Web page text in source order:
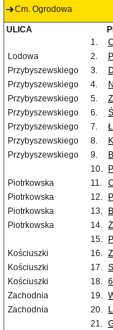
Cm. Ogrodowa
ULICA
1.
Lodowa
2.
Przybyszewskiego
3.
Przybyszewskiego
4.
Przybyszewskiego
5.
Przybyszewskiego
6.
Przybyszewskiego
7.
Przybyszewskiego
8.
Przybyszewskiego
9.
10.
Piotrkowska
11.
Piotrkowska
12.
Piotrkowska
13.
Piotrkowska
14.
15.
Kościuszki
16.
Kościuszki
17.
Kościuszki
18.
Zachodnia
19.
Zachodnia
20.
21.